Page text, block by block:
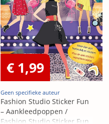
€ 1,99
Geen specifieke auteur
Fashion Studio Sticker Fun
– Aankleedpoppen /
Fashion Studio Sticker Fun